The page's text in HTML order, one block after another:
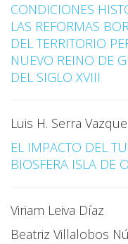
CONDICIONES
LAS REFORMAS
DEL TERRITORIO
NUEVO REINO DE
DEL SIGLO XVIII
Luis H. Serra
EL IMPACTO DEL
BIOSFERA ISLA DE
Viriam Leiva Díaz
Beatriz Villalobos